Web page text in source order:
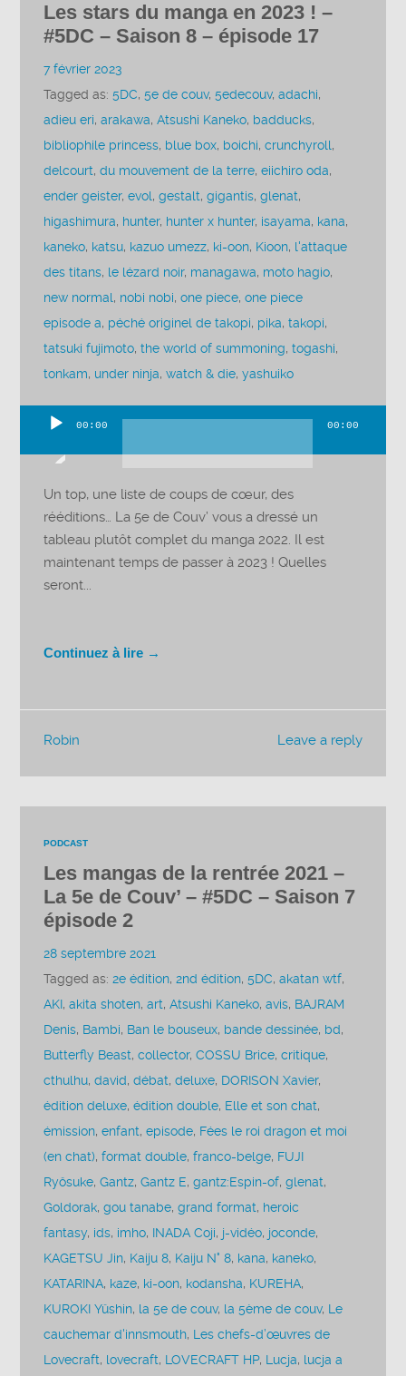
Les stars du manga en 2023 ! –
#5DC – Saison 8 – épisode 17
7 février 2023
Tagged as:5DC,5e de couv,5edecouv,adachi,
adieu eri,arakawa,Atsushi Kaneko, badducks,
bibliophile princess, blue box, boichi,crunchyroll,
delcourt,du mouvement de la terre,eiichiro oda,
ender geister,evol,gestalt,gigantis,glenat,
higashimura, hunter, hunter x hunter, isayama, kana,
kaneko, katsu, kazuo umezz, ki-oon, Kioon, l'attaque
des titans, le lézard noir, managawa, moto hagio,
new normal, nobi nobi,one piece,one piece
episode a, péché originel de takopi, pika,takopi,
tatsuki fujimoto,the world of summoning,togashi,
tonkam, under ninja,watch & die,yashuiko
audio
00:00 00:00
Un top, une liste de coups de cœur, des
rééditions… La 5e de Couv’ vous a dressé un
tableau plutôt complet du manga 2022. Il est
maintenant temps de passer à 2023 ! Quelles
seront...
Continuez à lire →
Leave a reply
Robin
PODCAST
Les mangas de la rentrée 2021 –
La 5e de Couv’ – #5DC – Saison 7
épisode 2
28 septembre 2021
Tagged as:2e édition,2nd édition,5DC,akatan wtf,
AKI,akita shoten,art,Atsushi Kaneko,avis, BAJRAM
Denis, Bambi, Ban le bouseux, bande dessinée, bd,
Butterfly Beast,collector,COSSU Brice,critique,
cthulhu,david,débat,deluxe, DORISON Xavier,
édition deluxe,édition double, Elle et son chat,
émission,enfant,episode, Fées le roi dragon et moi
(en chat),format double,franco-belge, FUJI
Ryôsuke,Gantz,Gantz E,gantz:Espin-of,glenat,
Goldorak,gou tanabe,grand format, heroic
fantasy, ids, imho, INADA Coji, j-vidéo, joconde,
KAGETSU Jin, Kaiju 8, Kaiju N° 8, kana, kaneko,
KATARINA, kaze, ki-oon, kodansha, KUREHA,
KUROKI Yûshin, la 5e de couv, la 5ème de couv, Le
cauchemar d'innsmouth, Les chefs-d’œuvres de
Lovecraft, lovecraft, LOVECRAFT HP, Lucja, lucja a